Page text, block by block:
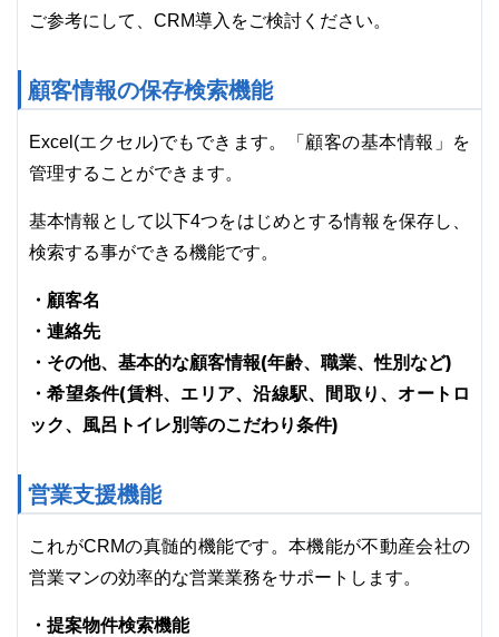
ご参考にして、CRM導入をご検討ください。
顧客情報の保存検索機能
Excel(エクセル)でもできます。「顧客の基本情報」を
管理することができます。
基本情報として以下4つをはじめとする情報を保存し、
検索する事ができる機能です。
・顧客名
・連絡先
・その他、基本的な顧客情報(年齢、職業、性別など)
・希望条件(賃料、エリア、沿線駅、間取り、オートロ
ック、風呂トイレ別等のこだわり条件)
営業支援機能
これがCRMの真髄的機能です。本機能が不動産会社の
営業マンの効率的な営業業務をサポートします。
・提案物件検索機能